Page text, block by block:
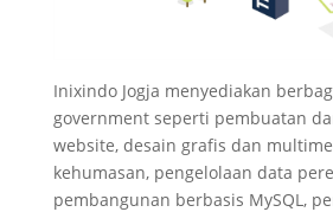
Inixindo Jogja menyediakan
government seperti pembuatan
website, desain grafis dan
kehumasan, pengelolaan data
pembangunan berbasis MySQL,